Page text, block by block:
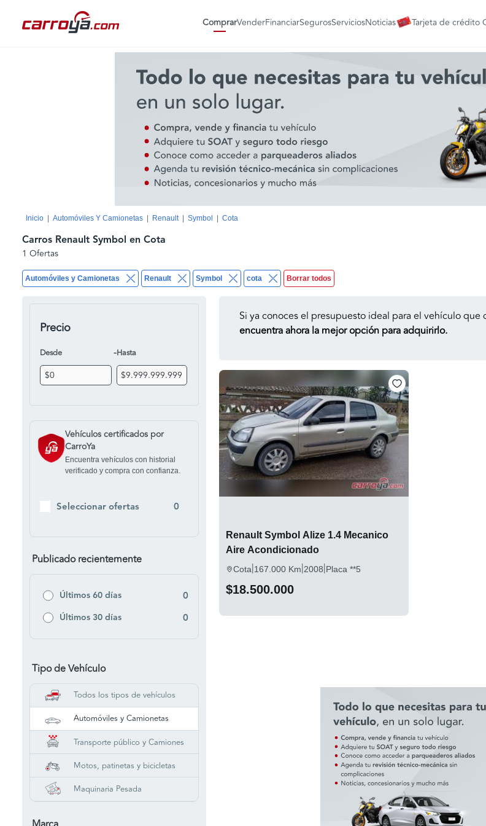
ComprarVenderFinanciarSegurosServiciosNoticias Tarjeta de crédito
Inicio Automóviles Y Camionetas Renault Symbol Cota
Automóviles y Camionetas Renault Symbol cota Borrar todos
Carros Renault Symbol en Cota
1 Ofertas
Precio
Desde -Hasta
Vehículos certificados por
CarroYa
Encuentra vehículos con historial
verificado y compra con confianza.
Seleccionar ofertas 0
Publicado recientemente
Últimos 60 días 0
Últimos 30 días 0
Tipo de Vehículo
Todos los tipos de vehículos
Automóviles y Camionetas
Transporte público y Camiones
Motos, patinetas y bicicletas
Maquinaria Pesada
Si ya conoces el presupuesto ideal para el vehículo que
encuentra ahora la mejor opción para adquirirlo.
Renault Symbol Alize 1.4 Mecanico
Aire Acondicionado
Cota|167.000 Km|2008|Placa **5
$18.500.000